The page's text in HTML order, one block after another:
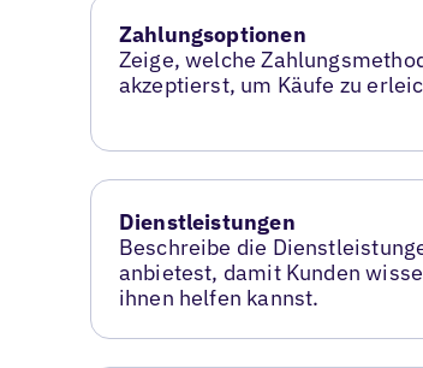
Zahlungsoptionen
Zeige, welche
akzeptierst, um Käufe zu
Dienstleistungen
Beschreibe die
anbietest, damit Kunden
ihnen helfen kannst.